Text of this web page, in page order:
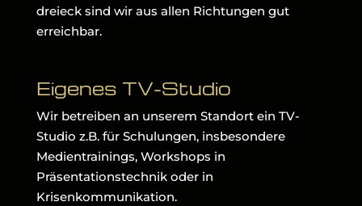
dreieck sind wir aus allen Richtungen gut
erreichbar.
Eigenes TV-Studio
Wir betreiben an unserem Standort ein TV-
Studio z.B. für Schulungen, insbesondere
Medientrainings, Workshops in
Präsentationstechnik oder in
Krisenkommunikation.